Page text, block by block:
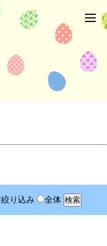
絞り込み 全体